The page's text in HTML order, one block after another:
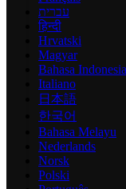
עברית
हिन्दी
Hrvatski
Magyar
Bahasa Indonesia
Italiano
日本語
한국어
Bahasa Melayu
Nederlands
Norsk
Polski